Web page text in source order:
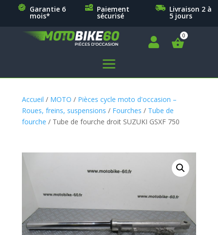
Garantie 6
mois*
Paiement
sécurisé
Livraison 2 à
5 jours

a
Accueil / MOTO / Pièces cycle moto d'occasion –
Roues, freins, suspensions / Fourches / Tube de
fourche / Tube de fourche droit SUZUKI GSXF 750